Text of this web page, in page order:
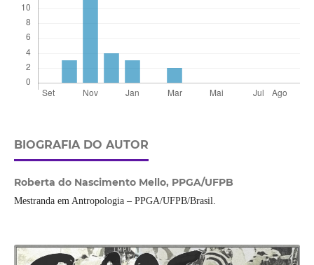
BIOGRAFIA DO AUTOR
Roberta do Nascimento Mello, PPGA/UFPB
Mestranda em Antropologia – PPGA/UFPB/Brasil.